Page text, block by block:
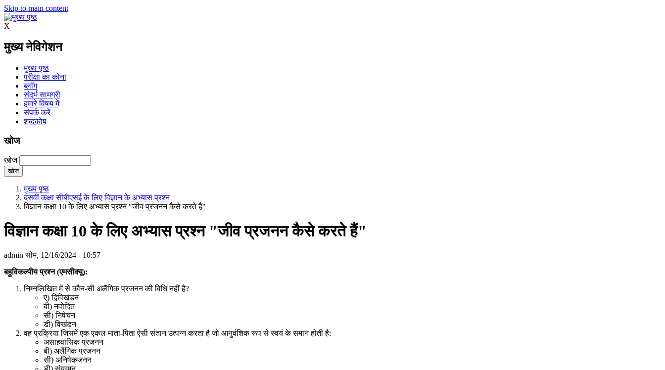
Skip to main content
X
मुख्य नेविगेशन
मुख्य पृष्ठ
परीक्षा का कोना
ब्लॉग
संदर्भ सामग्री
हमारे विषय में
संपर्क करें
शब्दकोष
खोज
खोज
मुख्य पृष्ठ
दसवीं कक्षा सीबीएसई के लिए विज्ञान के अभ्यास प्रश्न
विज्ञान कक्षा 10 के लिए अभ्यास प्रश्न "जीव प्रजनन कैसे करते हैं"
विज्ञान कक्षा 10 के लिए अभ्यास प्रश्न "जीव प्रजनन कैसे करते हैं"
admin सोम, 12/16/2024 - 10:57
बहुविकल्पीय प्रश्न (एमसीक्यू):
निम्नलिखित में से कौन-सी अलैंगिक प्रजनन की विधि नहीं है?
ए) द्विविखंडन
बी) नवोदित
सी) निषेचन
डी) विखंडन
वह प्रक्रिया जिसमें एक एकल माता-पिता ऐसी संतान उत्पन्न करता है जो आनुवंशिक रूप से स्वयं के समान होती है:
असाहवासिक प्रजनन
बी) अलैंगिक प्रजनन
सी) अनिषेकजनन